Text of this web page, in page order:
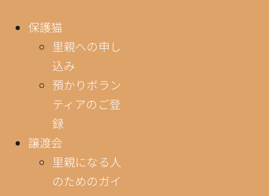
保護猫
里親への申し
込み
預かりボラン
ティアのご登
録
譲渡会
里親になる人
のためのガイ